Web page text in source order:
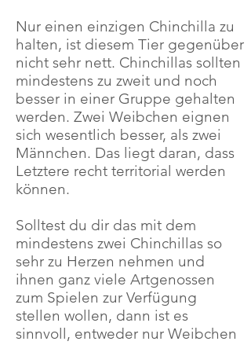
Nur einen einzigen Chinchilla zu
halten, ist diesem Tier gegenüber
nicht sehr nett. Chinchillas sollten
mindestens zu zweit und noch
besser in einer Gruppe gehalten
werden. Zwei Weibchen eignen
sich wesentlich besser, als zwei
Männchen. Das liegt daran, dass
Letztere recht territorial werden
können.
Solltest du dir das mit dem
mindestens zwei Chinchillas so
sehr zu Herzen nehmen und
ihnen ganz viele Artgenossen
zum Spielen zur Verfügung
stellen wollen, dann ist es
sinnvoll, entweder nur Weibchen